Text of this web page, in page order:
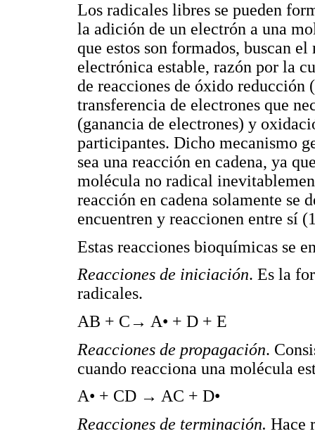
Los radicales libres se pueden
la adición de un electrón a una
que estos son formados, buscan
electrónica estable, razón por la
de reacciones de óxido reducción
transferencia de electrones que
(ganancia de electrones) y
participantes. Dicho mecanismo
sea una reacción en cadena, ya
molécula no radical
reacción en cadena solamente se
encuentren y reaccionen entre sí
Estas reacciones bioquímicas se
Reacciones de iniciación. Es la
radicales.
AB + C→ A• + D + E
Reacciones de propagación.
cuando reacciona una molécula
A• + CD → AC + D•
Reacciones de terminación. Hace